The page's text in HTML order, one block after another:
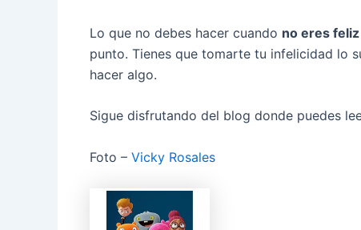
Lo que no debes hacer cuando no eres feliz
punto. Tienes que tomarte tu infelicidad lo
hacer algo.
Sigue disfrutando del blog donde puedes
Foto – Vicky Rosales